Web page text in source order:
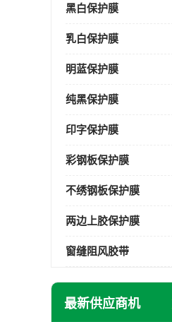
黑白保护膜
乳白保护膜
明蓝保护膜
纯黑保护膜
印字保护膜
彩钢板保护膜
不绣钢板保护膜
两边上胶保护膜
窗缝阻风胶带
最新供应商机